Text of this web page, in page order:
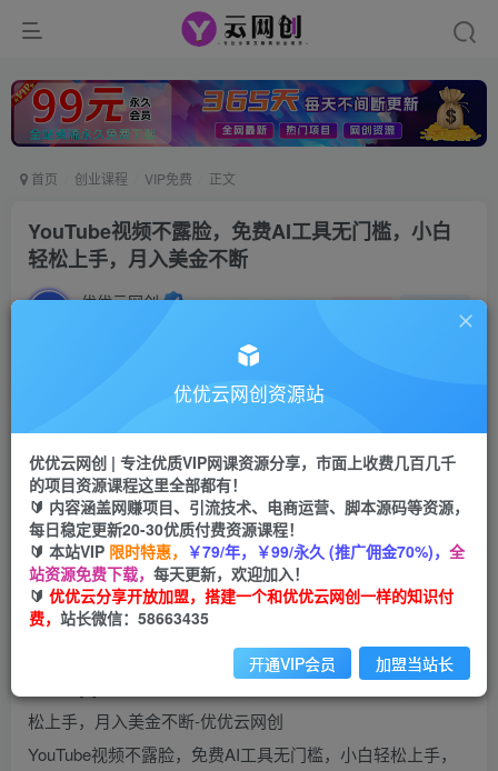
首页 创业课程 VIP免费 正文
YouTube视频不露脸，免费AI工具无门槛，小白
轻松上手，月入美金不断
优优云网创 私信
云币 9.9 云币99
会员免费
立即购买
您当前未登录！建议登陆后购买，可保存购买订单
YouTube视频不露脸，免费AI工具无门槛，小白轻松上手，
优优云网创资源站
优优云网创 | 专注优质VIP网课资源分享，市面上收费几百几千
的项目资源课程这里全部都有！
🔰 内容涵盖网赚项目、引流技术、电商运营、脚本源码等资源，
每日稳定更新20-30优质付费资源课程！
🔰 本站VIP 限时特惠， ￥79/年，￥99/永久 (推广佣金70%)， 全
站资源免费下载， 每天更新，欢迎加入！
🔰 优优云分享开放加盟，搭建一个和优优云网创一样的知识付
费， 站长微信：58663435
开通VIP会员 加盟当站长